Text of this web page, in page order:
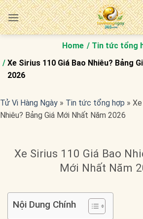
Bỏ
qua
nội
Home
Tin tức tổng
Xe Sirius 110 Giá Bao Nhiêu? Bảng
2026
Tử Vi Hàng Ngày » Tin tức tổng hợp »
Nhiêu? Bảng Giá Mới Nhất Năm 2026
Xe Sirius 110 Giá Bao
Mới Nhất Năm
Nội Dung Chính